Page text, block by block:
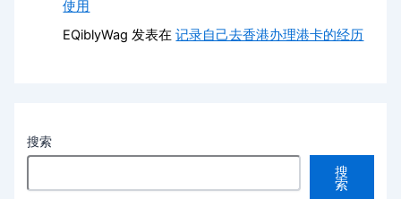
使用
EQiblyWag 发表在记录自己去香港办理港卡的经历
搜索
搜
索